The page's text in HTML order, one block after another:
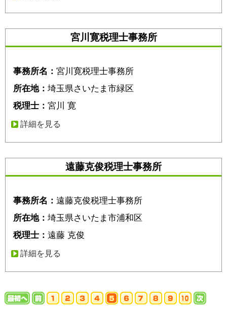
宮川寛税理士事務所
事務所名： 宮川寛税理士事務所
所在地： 埼玉県さいたま市緑区
税理士： 宮川 寛
詳細を見る
遠藤克俊税理士事務所
事務所名： 遠藤克俊税理士事務所
所在地： 埼玉県さいたま市浦和区
税理士： 遠藤 克俊
詳細を見る